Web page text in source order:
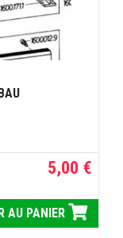
5,00 €
AU PANIER